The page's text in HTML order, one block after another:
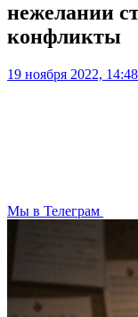
нежелании
конфликты
19 ноября 2022, 14:48
Мы в Телеграм